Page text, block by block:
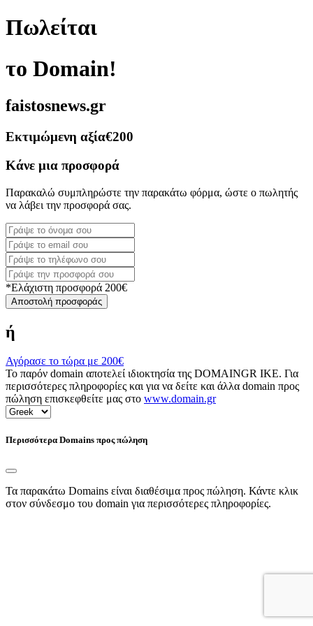
Πωλείται
το Domain!
faistosnews.gr
Εκτιμώμενη αξία€200
Κάνε μια προσφορά
Παρακαλώ συμπληρώστε την παρακάτω φόρμα, ώστε ο πωλητής
να λάβει την προσφορά σας.
*Ελάχιστη προσφορά 200€
Αποστολή προσφοράς
ή
Αγόρασε το τώρα με 200€
Το παρόν domain αποτελεί ιδιοκτησία της DOMAINGR ΙΚΕ. Για
περισσότερες πληροφορίες και για να δείτε και άλλα domain προς
πώληση επισκεφθείτε μας στο www.domain.gr
Περισσότερα Domains προς πώληση
Τα παρακάτω Domains είναι διαθέσιμα προς πώληση. Κάντε κλικ
στον σύνδεσμο του domain για περισσότερες πληροφορίες.